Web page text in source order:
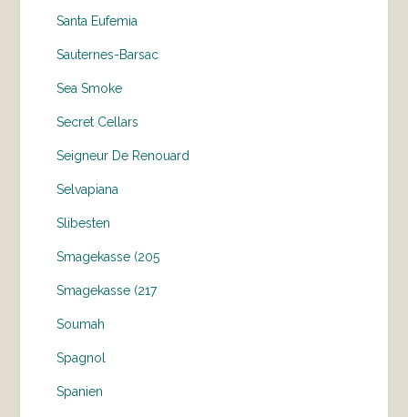
Santa Eufemia
Sauternes-Barsac
Sea Smoke
Secret Cellars
Seigneur De Renouard
Selvapiana
Slibesten
Smagekasse (205
Smagekasse (217
Soumah
Spagnol
Spanien